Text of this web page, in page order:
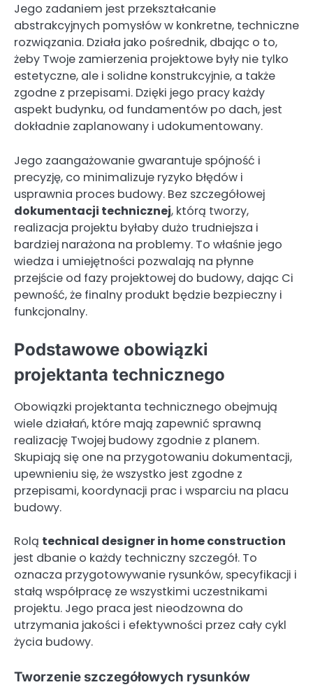
Jego zadaniem jest przekształcanie
abstrakcyjnych pomysłów w konkretne, techniczne
rozwiązania. Działa jako pośrednik, dbając o to,
żeby Twoje zamierzenia projektowe były nie tylko
estetyczne, ale i solidne konstrukcyjnie, a także
zgodne z przepisami. Dzięki jego pracy każdy
aspekt budynku, od fundamentów po dach, jest
dokładnie zaplanowany i udokumentowany.
Jego zaangażowanie gwarantuje spójność i
precyzję, co minimalizuje ryzyko błędów i
usprawnia proces budowy. Bez szczegółowej
dokumentacji technicznej, którą tworzy,
realizacja projektu byłaby dużo trudniejsza i
bardziej narażona na problemy. To właśnie jego
wiedza i umiejętności pozwalają na płynne
przejście od fazy projektowej do budowy, dając Ci
pewność, że finalny produkt będzie bezpieczny i
funkcjonalny.
Podstawowe obowiązki
projektanta technicznego
Obowiązki projektanta technicznego obejmują
wiele działań, które mają zapewnić sprawną
realizację Twojej budowy zgodnie z planem.
Skupiają się one na przygotowaniu dokumentacji,
upewnieniu się, że wszystko jest zgodne z
przepisami, koordynacji prac i wsparciu na placu
budowy.
Rolą technical designer in home construction
jest dbanie o każdy techniczny szczegół. To
oznacza przygotowywanie rysunków, specyfikacji i
stałą współpracę ze wszystkimi uczestnikami
projektu. Jego praca jest nieodzowna do
utrzymania jakości i efektywności przez cały cykl
życia budowy.
Tworzenie szczegółowych rysunków